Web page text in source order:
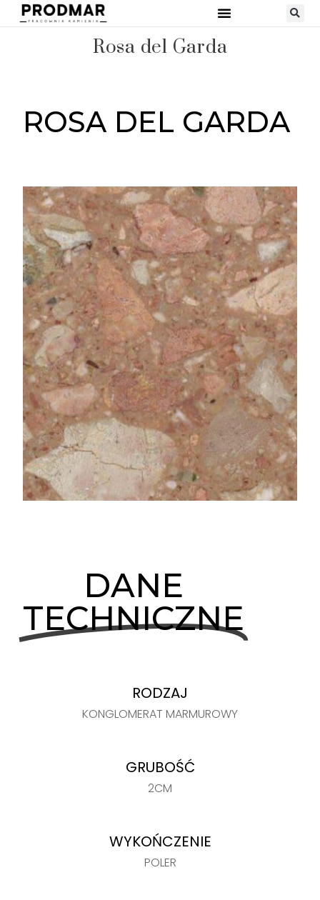
Rosa del Garda
ROSA DEL GARDA
DANE
TECHNICZNE
RODZAJ
KONGLOMERAT MARMUROWY
GRUBOŚĆ
2CM
WYKOŃCZENIE
POLER